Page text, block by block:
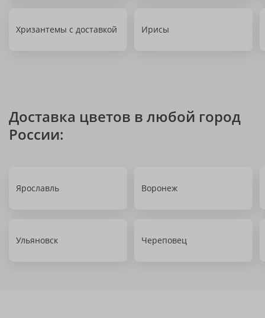
Хризантемы с доставкой Ирисы
Доставка цветов в любой город
России:
Ярославль Воронеж
Ульяновск Череповец